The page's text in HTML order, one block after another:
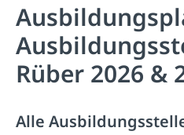
Rüber 2026 &
Alle